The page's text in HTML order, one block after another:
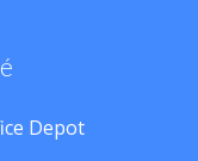
Depot